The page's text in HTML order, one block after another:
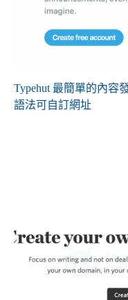
Typehut 最簡單的內容
語法可自訂網址